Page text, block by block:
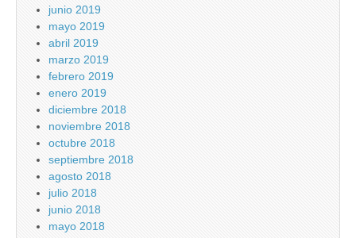
junio 2019
mayo 2019
abril 2019
marzo 2019
febrero 2019
enero 2019
diciembre 2018
noviembre 2018
octubre 2018
septiembre 2018
agosto 2018
julio 2018
junio 2018
mayo 2018